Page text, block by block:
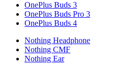
OnePlus Buds 3
OnePlus Buds Pro 3
OnePlus Buds 4
Nothing Headphone
Nothing CMF
Nothing Ear